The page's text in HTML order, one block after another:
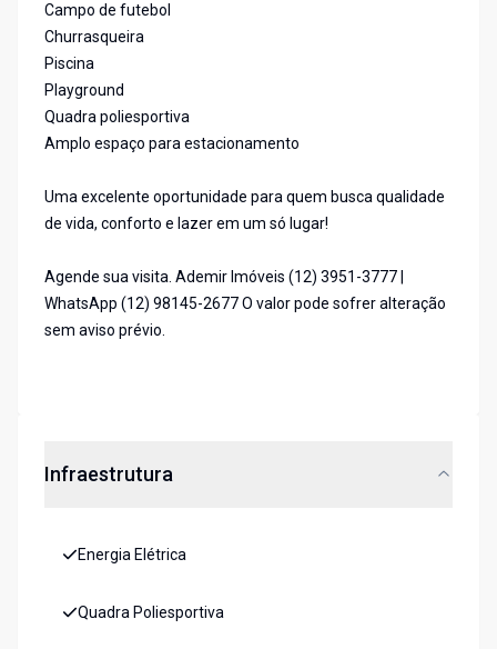
Campo de futebol
Churrasqueira
Piscina
Playground
Quadra poliesportiva
Amplo espaço para estacionamento
Uma excelente oportunidade para quem busca qualidade
de vida, conforto e lazer em um só lugar!
Agende sua visita. Ademir Imóveis (12) 3951-3777 |
WhatsApp (12) 98145-2677 O valor pode sofrer alteração
sem aviso prévio.
Infraestrutura
Energia Elétrica
Quadra Poliesportiva